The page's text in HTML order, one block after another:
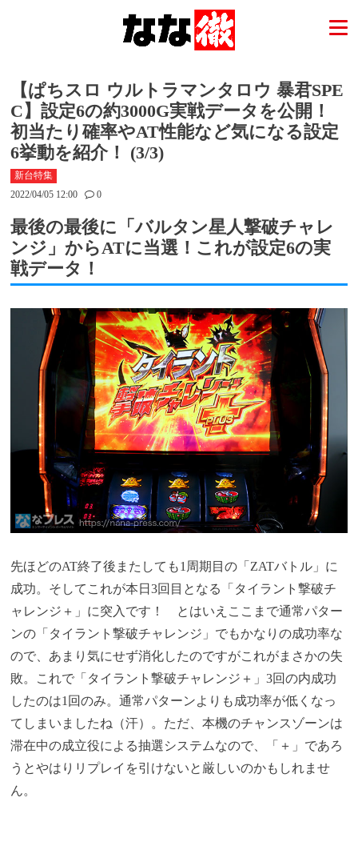
【ぱちスロ ウルトラマンタロウ 暴君SPE
C】設定6の約3000G実戦データを公開！
初当たり確率やAT性能など気になる設定
6挙動を紹介！ (3/3)
新台特集
2022/04/05 12:00
0
最後の最後に「バルタン星人撃破チャレ
ンジ」からATに当選！これが設定6の実
戦データ！
先ほどのAT終了後またしても1周期目の「ZATバトル」に
成功。そしてこれが本日3回目となる「タイラント撃破チ
ャレンジ＋」に突入です！ とはいえここまで通常パター
ンの「タイラント撃破チャレンジ」でもかなりの成功率な
ので、あまり気にせず消化したのですがこれがまさかの失
敗。これで「タイラント撃破チャレンジ＋」3回の内成功
したのは1回のみ。通常パターンよりも成功率が低くなっ
てしまいましたね（汗）。ただ、本機のチャンスゾーンは
滞在中の成立役による抽選システムなので、「＋」であろ
うとやはりリプレイを引けないと厳しいのかもしれませ
ん。